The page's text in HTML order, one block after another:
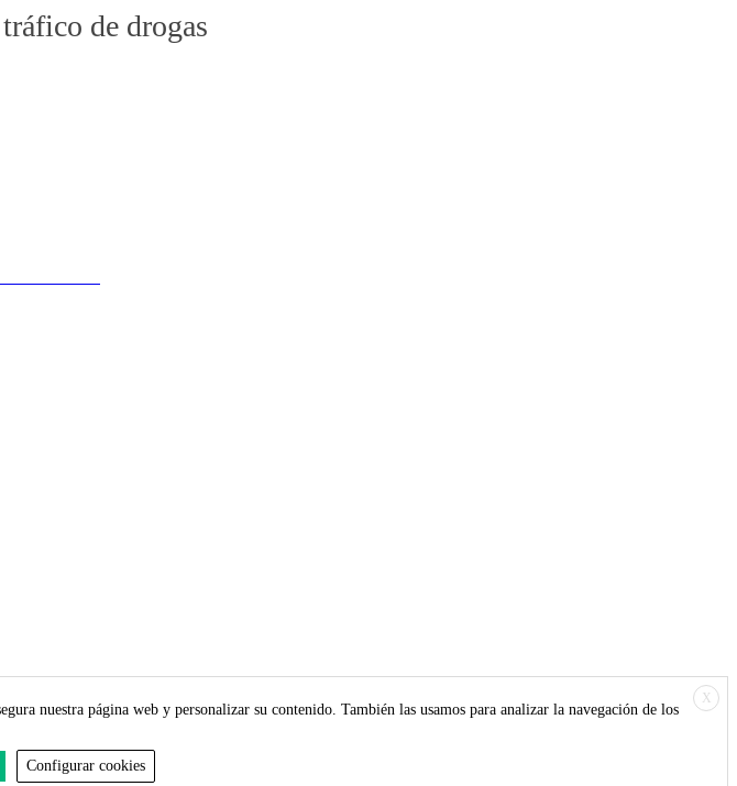
de drogas
X
nuestra página web y personalizar su contenido. También las usamos para analizar la navegación de los
Configurar cookies